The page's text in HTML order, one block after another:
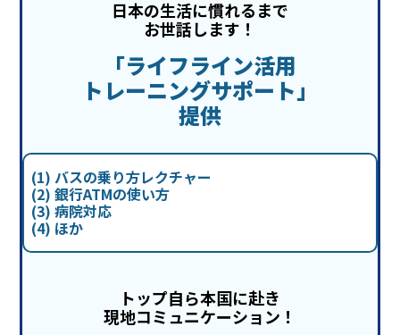
日本の生活に慣れるまで
お世話します！
「ライフライン活用
トレーニングサポート」
提供
バスの乗り方レクチャー
銀行ATMの使い方
病院対応
ほか
トップ自ら本国に赴き
現地コミュニケーション！